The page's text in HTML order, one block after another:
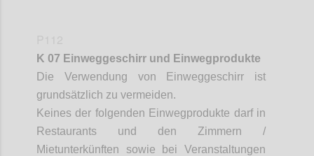
K 07 Einweggeschirr und Einwegprodukte
Die Verwendung von Einweggeschirr ist
grundsätzlich zu vermeiden.
Keines der folgenden Einwegprodukte darf in
Restaurants und den Zimmern /
Mietunterkünften sowie bei Veranstaltungen